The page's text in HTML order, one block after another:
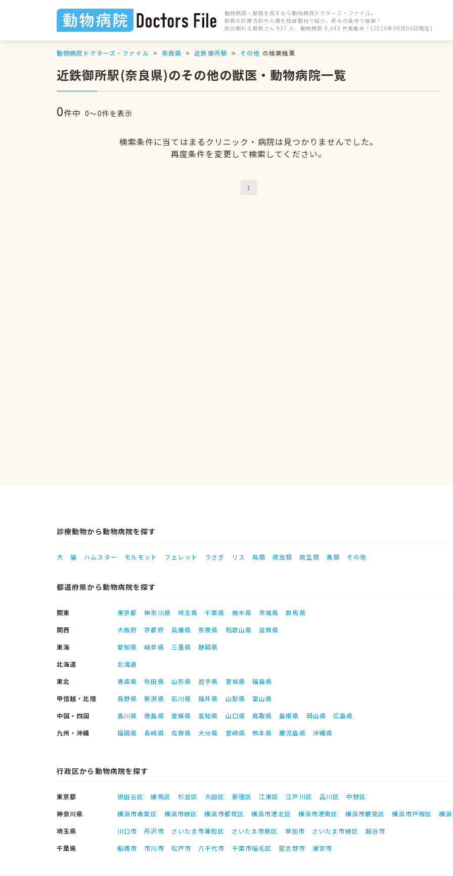
動物病院・獣医を探すなら動物病院ドクターズ・ファイル。
獣医の診療方針や人柄を独自取材で紹介。好みの条件で検索！
街の頼れる獣医さん 937 人、動物病院 9,443 件掲載中！(2026年08月06日現在)
動物病院ドクターズ・ファイル 奈良県 近鉄御所駅 その他 の検索結果
近鉄御所駅(奈良県)のその他の獣医・動物病院一覧
0件中 0〜0件を表示
検索条件に当てはまるクリニック・病院は見つかりませんでした。
再度条件を変更して検索してください。
1
診療動物から動物病院を探す
犬 猫 ハムスター モルモット フェレット うさぎ リス 鳥類 爬虫類 両生類 魚類 その他
都道府県から動物病院を探す
関東 東京都 神奈川県 埼玉県 千葉県 栃木県 茨城県
群馬県
関西
大阪府 京都府 兵庫県 奈良県 和歌山県
滋賀県
東海
愛知県 岐阜県 三重県
静岡県
北海道
北海道
東北
青森県 秋田県 山形県 岩手県 宮城県
福島県
甲信越・北陸
長野県 新潟県 石川県 福井県 山梨県
富山県
中国・四国
香川県 徳島県 愛媛県 高知県 山口県 鳥取県 島根県 岡山県
広島県
九州・沖縄
福岡県 長崎県 佐賀県 大分県 宮崎県 熊本県 鹿児島県 沖縄県
行政区から動物病院を探す
東京都 世田谷区 練馬区 杉並区 大田区 新宿区 江東区 江戸川区 品川区
中野区
神奈川県
横浜市青葉区 横浜市緑区 横浜市都筑区 横浜市港北区 横浜市港南区 横浜市鶴見区 横浜市戸塚区
横
埼玉県
川口市 所沢市 さいたま市浦和区 さいたま市南区 草加市 さいたま市緑区
越谷市
千葉県
船橋市 市川市 松戸市 八千代市 千葉市稲毛区 習志野市 浦安市